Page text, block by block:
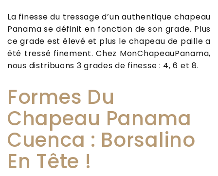
La finesse du tressage d’un authentique chapeau
Panama se définit en fonction de son grade. Plus
ce grade est élevé et plus le chapeau de paille a
été tressé finement. Chez MonChapeauPanama,
nous distribuons 3 grades de finesse : 4, 6 et 8.
Formes Du
Chapeau Panama
Cuenca : Borsalino
En Tête !